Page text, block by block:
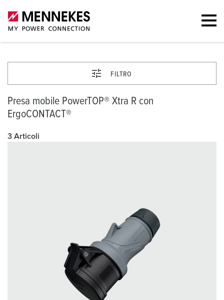
FILTRO
Presa mobile PowerTOP® Xtra R con
ErgoCONTACT®
3 Articoli